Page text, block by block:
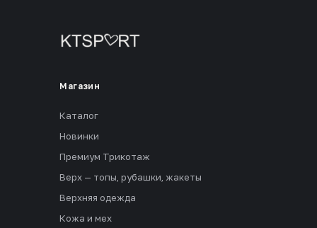
Магазин
Каталог
Новинки
Премиум Трикотаж
Верх — топы, рубашки, жакеты
Верхняя одежда
Кожа и мех